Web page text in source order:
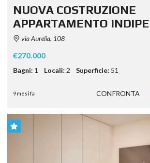
NUOVA COSTRUZIONE
APPARTAMENTO
via Aurelia, 108
€270.000
Bagni: 1 Locali: 2 Superficie: 51
9 mesi fa CONFRONTA